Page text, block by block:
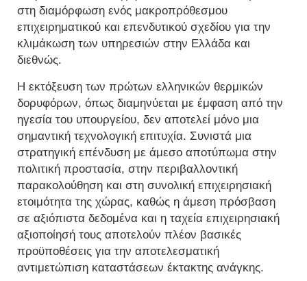
στη διαμόρφωση ενός μακροπρόθεσμου
επιχειρηματικού και επενδυτικού σχεδίου για την
κλιμάκωση των υπηρεσιών στην Ελλάδα και
διεθνώς.
Η εκτόξευση των πρώτων ελληνικών θερμικών
δορυφόρων, όπως διαμηνύεται με έμφαση από την
ηγεσία του υπουργείου, δεν αποτελεί μόνο μια
σημαντική τεχνολογική επιτυχία. Συνιστά μια
στρατηγική επένδυση με άμεσο αποτύπωμα στην
πολιτική προστασία, στην περιβαλλοντική
παρακολούθηση και στη συνολική επιχειρησιακή
ετοιμότητα της χώρας, καθώς η άμεση πρόσβαση
σε αξιόπιστα δεδομένα και η ταχεία επιχειρησιακή
αξιοποίησή τους αποτελούν πλέον βασικές
προϋποθέσεις για την αποτελεσματική
αντιμετώπιση καταστάσεων έκτακτης ανάγκης.